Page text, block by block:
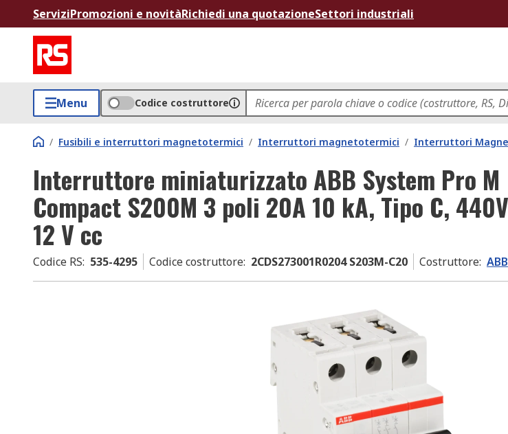
ServiziPromozioni e novitàRichiedi una quotazioneSettori industriali
Menu Codice costruttore
/ Fusibili e interruttori magnetotermici / Interruttori magnetotermici / Interruttori
Interruttore miniaturizzato ABB System Pro M
Compact S200M 3 poli 20A 10 kA, Tipo C,
12 V cc
Codice RS: 535-4295 Codice costruttore: 2CDS273001R0204 S203M-C20 Costruttore: ABB